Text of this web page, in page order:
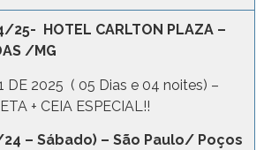
25- HOTEL CARLTON PLAZA –
/MG
DE 2025 ( 05 Dias e 04 noites) –
+ CEIA ESPECIAL!!
– Sábado) – São Paulo/ Poços